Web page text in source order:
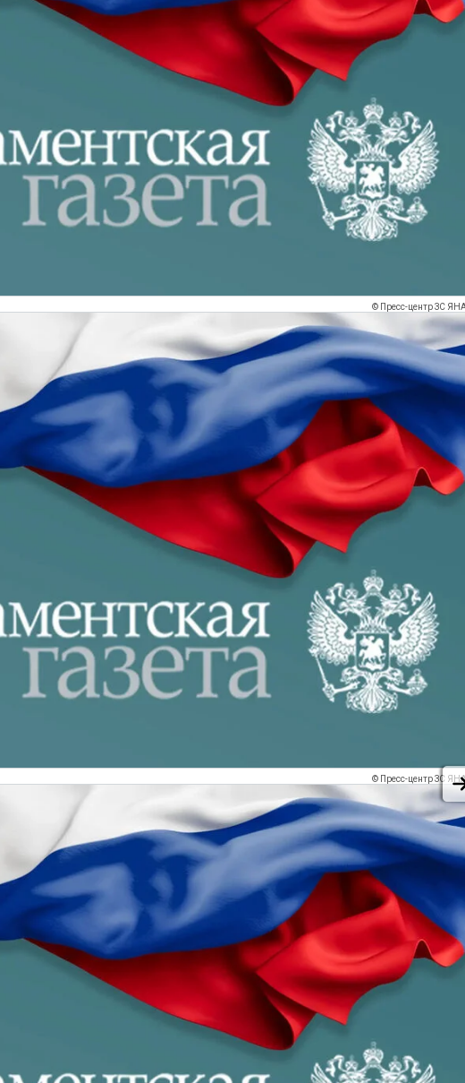
© Пресс-центр ЗС
© Пресс-центр ЗС